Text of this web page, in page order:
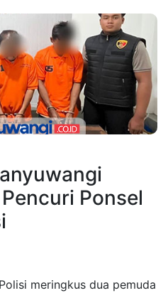
Ponsel
meringkus dua pemuda